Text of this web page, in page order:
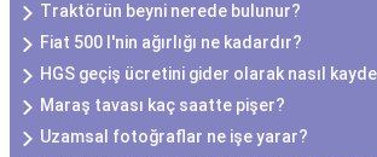
Traktörün beyni nerede bulunur?
Fiat 500 l'nin ağırlığı ne kadardır?
HGS geçiş ücretini gider olarak nasıl
Maraş tavası kaç saatte pişer?
Uzamsal fotoğraflar ne işe yarar?